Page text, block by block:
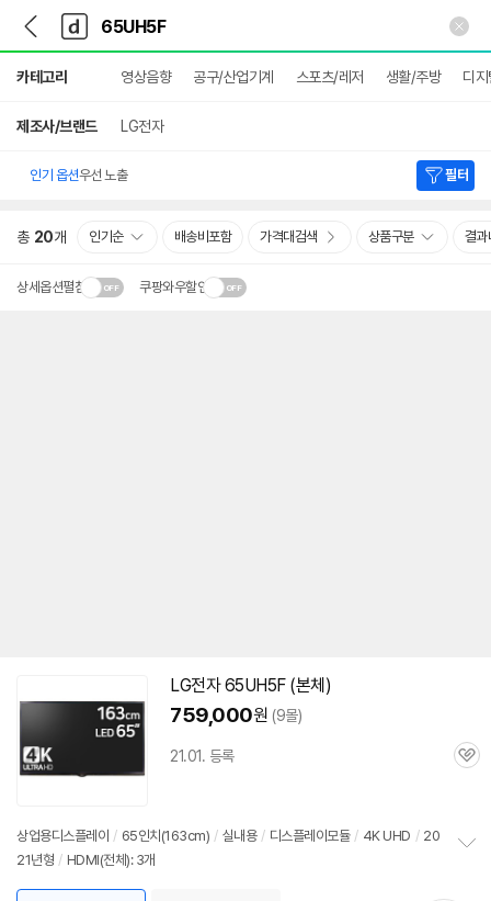
다
나
와
가
기
다
와
메
인
카테고리 영상음향 공구/산업기계 스포츠/레저 생활/주방 디
제조사/브랜드 LG전자
인기 옵션우선 노출 필터
총 20개 인기순 배송비포함 가격대검색 상품구분 결과
상세옵션펼침 쿠팡와우할인
LG전자65UH5F(본체)
759,000원 (9몰)
21.01. 등록
관
상업용디스플레이 / 65인치(163cm) / 실내용 / 디스플레이모듈 / 4K UHD / 20
21년형 / HDMI(전체): 3개